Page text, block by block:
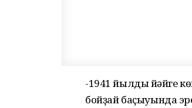
-1941 йылдың йәйге
бойҙай баҫыуында